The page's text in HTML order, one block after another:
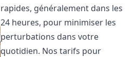
rapides, généralement dans les
24 heures, pour minimiser les
perturbations dans votre
quotidien. Nos tarifs pour